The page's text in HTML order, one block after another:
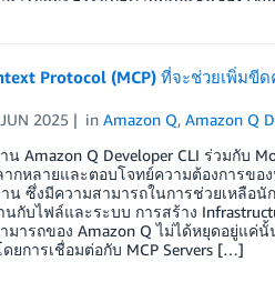
Protocol (MCP) ที่จะช่วยเพิ่มขี
2025 inAmazon Q,Amazon Q
Amazon Q Developer CLI ร่วมกับ
ากหลายและตอบโจทย์ความต้องการ
าน ซึ่งมีความสามารถในการช่วยเหลื
านกับไฟล์และระบบ การสร้าง
มารถของ Amazon Q ไม่ได้หยุดอยู่แค่
การเชื่อมต่อกับ MCP Servers […]